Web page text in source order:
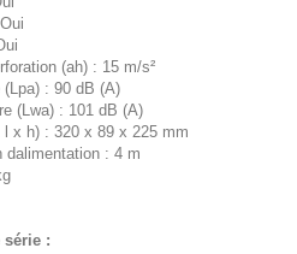
(ah) : 15 m/s²
(Lpa) : 90 dB (A)
(Lwa) : 101 dB (A)
l x h) : 320 x 89 x 225 mm
dalimentation : 4 m
série :